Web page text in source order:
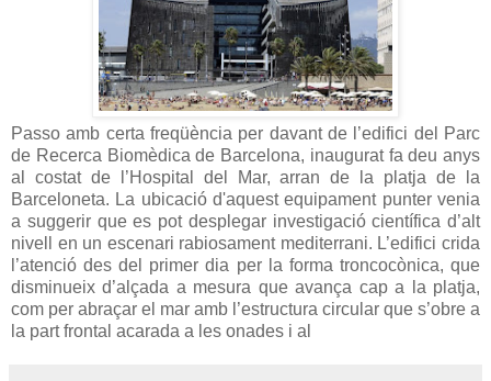
Passo amb certa freqüència per davant de l’edifici del Parc
de Recerca Biomèdica de Barcelona, inaugurat fa deu anys
al costat de l’Hospital del Mar, arran de la platja de la
Barceloneta. La ubicació d'aquest equipament punter venia
a suggerir que es pot desplegar investigació científica d’alt
nivell en un escenari rabiosament mediterrani. L’edifici crida
l’atenció des del primer dia per la forma troncocònica, que
disminueix d’alçada a mesura que avança cap a la platja,
com per abraçar el mar amb l’estructura circular que s’obre a
la part frontal acarada a les onades i al